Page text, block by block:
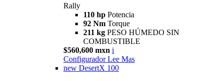
Rally
110 hp Potencia
92 Nm Torque
211 kg PESO HÚMEDO SIN
COMBUSTIBLE
$560,600 mxn i
Configurador Lee Mas
new DesertX 100